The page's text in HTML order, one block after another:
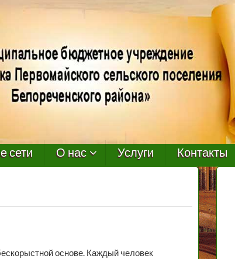
сети О нас Услуги Контакты
основе. Каждый человек